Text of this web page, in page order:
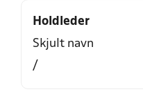
Holdleder
Skjult navn
/